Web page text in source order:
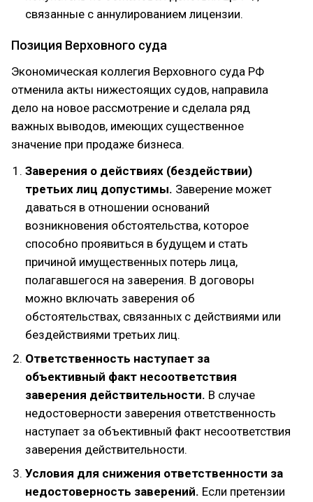
связанные с аннулированием лицензии.
Позиция Верховного суда
Экономическая коллегия Верховного суда РФ
отменила акты нижестоящих судов, направила
дело на новое рассмотрение и сделала ряд
важных выводов, имеющих существенное
значение при продаже бизнеса.
Заверения о действиях (бездействии)
третьих лиц допустимы. Заверение может
даваться в отношении оснований
возникновения обстоятельства, которое
способно проявиться в будущем и стать
причиной имущественных потерь лица,
полагавшегося на заверения. В договоры
можно включать заверения об
обстоятельствах, связанных с действиями или
бездействиями третьих лиц.
Ответственность наступает за
объективный факт несоответствия
заверения действительности. В случае
недостоверности заверения ответственность
наступает за объективный факт несоответствия
заверения действительности.
Условия для снижения ответственности за
недостоверность заверений. Если претензии